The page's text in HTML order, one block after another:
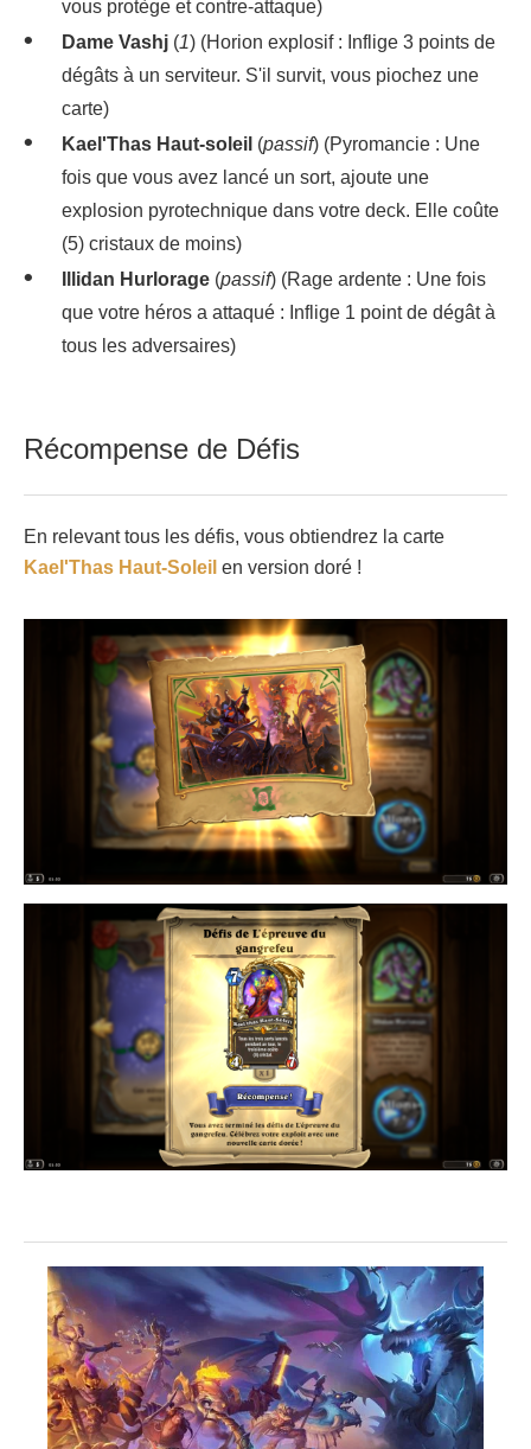
vous protège et contre-attaque)
Dame Vashj (1) (Horion explosif : Inflige 3 points de
dégâts à un serviteur. S'il survit, vous piochez une
carte)
Kael'Thas Haut-soleil (passif) (Pyromancie : Une
fois que vous avez lancé un sort, ajoute une
explosion pyrotechnique dans votre deck. Elle coûte
(5) cristaux de moins)
Illidan Hurlorage (passif) (Rage ardente : Une fois
que votre héros a attaqué : Inflige 1 point de dégât à
tous les adversaires)
Récompense de Défis
En relevant tous les défis, vous obtiendrez la carte
Kael'Thas Haut-Soleil en version doré !